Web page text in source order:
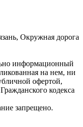
Окружная дорога
информационный
на нем, ни
офертой,
кодекса
запрещено.